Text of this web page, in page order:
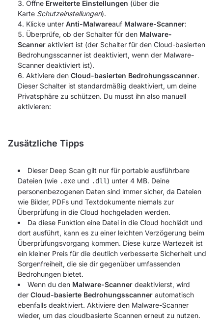
Öffne Erweiterte Einstellungen (über die
Karte Schutzeinstellungen).
Klicke unter Anti-Malwareauf Malware-Scanner:
Überprüfe, ob der Schalter für den Malware-
Scanner aktiviert ist (der Schalter für den Cloud-basierten
Bedrohungsscanner ist deaktiviert, wenn der Malware-
Scanner deaktiviert ist).
Aktiviere den Cloud-basierten Bedrohungsscanner.
Dieser Schalter ist standardmäßig deaktiviert, um deine
Privatsphäre zu schützen. Du musst ihn also manuell
aktivieren:
Zusätzliche Tipps
Dieser Deep Scan gilt nur für portable ausführbare
Dateien (wie .exe und .dll) unter 4 MB. Deine
personenbezogenen Daten sind immer sicher, da Dateien
wie Bilder, PDFs und Textdokumente niemals zur
Überprüfung in die Cloud hochgeladen werden.
Da diese Funktion eine Datei in die Cloud hochlädt und
dort ausführt, kann es zu einer leichten Verzögerung beim
Überprüfungsvorgang kommen. Diese kurze Wartezeit ist
ein kleiner Preis für die deutlich verbesserte Sicherheit und
Sorgenfreiheit, die sie dir gegenüber umfassenden
Bedrohungen bietet.
Wenn du den Malware-Scanner deaktivierst, wird
der Cloud-basierte Bedrohungsscanner automatisch
ebenfalls deaktiviert. Aktiviere den Malware-Scanner
wieder, um das cloudbasierte Scannen erneut zu nutzen.